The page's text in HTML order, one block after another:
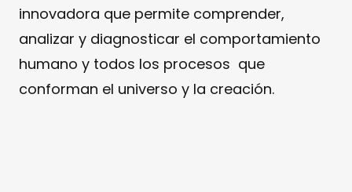
innovadora que permite comprender,
analizar y diagnosticar el comportamiento
humano y todos los procesos que
conforman el universo y la creación.